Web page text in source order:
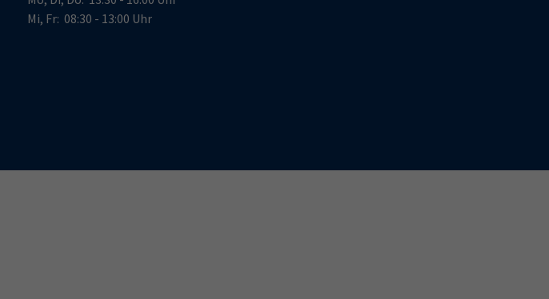
Mi, Fr: 08:30 - 13:00 Uhr